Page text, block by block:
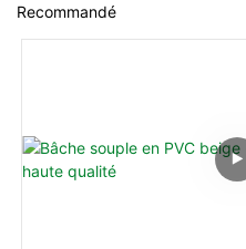
Recommandé